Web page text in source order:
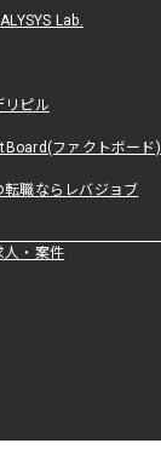
Lab.
リピル
ファクトボード)
転職ならレバジョブ
人・案件